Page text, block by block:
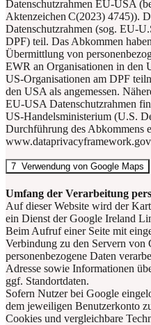
Datenschutzrahmen EU-USA
Aktenzeichen C(2023) 4745)).
Datenschutzrahmen (sog. EU-
DPF) teil. Das Abkommen
Übermittlung von
EWR an Organisationen in den
US-Organisationen am DPF
den USA als angemessen.
EU-USA Datenschutzrahmen
US-Handelsministerium (U.S.
Durchführung des Abkommens
7 Verwendung von Google Maps
Umfang der Verarbeitung
Auf dieser Website wird der
ein Dienst der Google Ireland
Beim Aufruf einer Seite mit
Verbindung zu den Servern von
personenbezogene Daten
Adresse sowie Informationen
ggf. Standortdaten.
Sofern Nutzer bei Google
dem jeweiligen Benutzerkonto
Cookies und vergleichbare